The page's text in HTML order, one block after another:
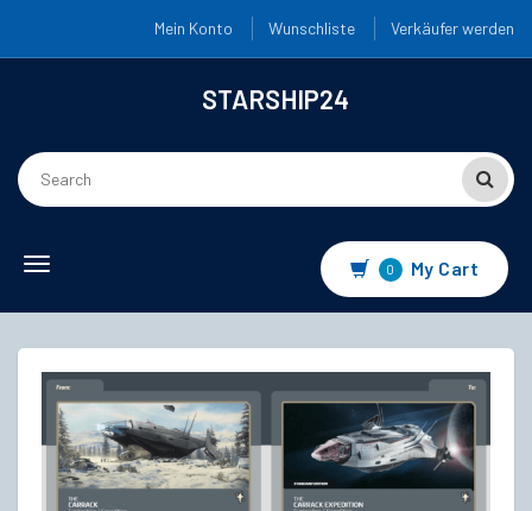
Mein Konto Wunschliste Verkäufer werden
STARSHIP24
Toggle
0 My Cart